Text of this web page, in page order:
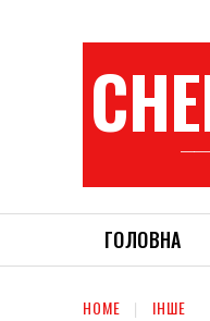
ГОЛОВНА
HOME ІНШЕ